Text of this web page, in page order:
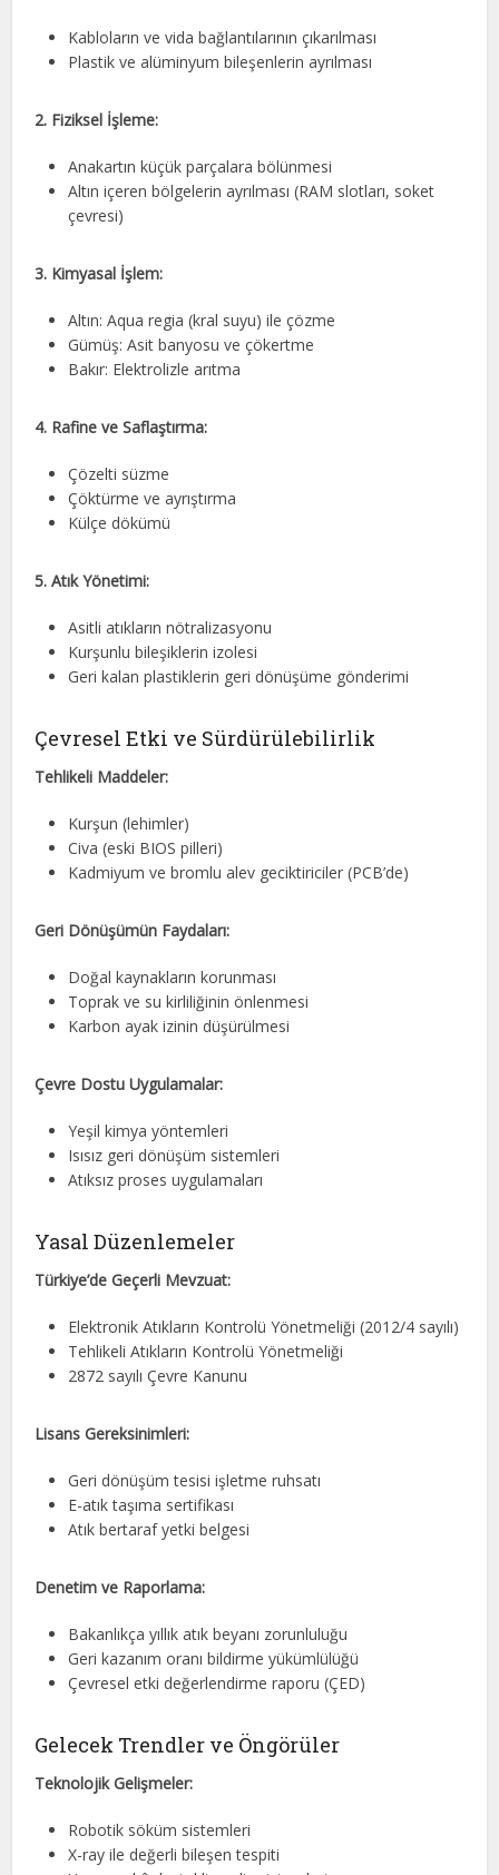
Kabloların ve vida bağlantılarının çıkarılması
Plastik ve alüminyum bileşenlerin ayrılması
2. Fiziksel İşleme:
Anakartın küçük parçalara bölünmesi
Altın içeren bölgelerin ayrılması (RAM slotları, soket
çevresi)
3. Kimyasal İşlem:
Altın: Aqua regia (kral suyu) ile çözme
Gümüş: Asit banyosu ve çökertme
Bakır: Elektrolizle arıtma
4. Rafine ve Saflaştırma:
Çözelti süzme
Çöktürme ve ayrıştırma
Külçe dökümü
5. Atık Yönetimi:
Asitli atıkların nötralizasyonu
Kurşunlu bileşiklerin izolesi
Geri kalan plastiklerin geri dönüşüme gönderimi
Çevresel Etki ve Sürdürülebilirlik
Tehlikeli Maddeler:
Kurşun (lehimler)
Civa (eski BIOS pilleri)
Kadmiyum ve bromlu alev geciktiriciler (PCB’de)
Geri Dönüşümün Faydaları:
Doğal kaynakların korunması
Toprak ve su kirliliğinin önlenmesi
Karbon ayak izinin düşürülmesi
Çevre Dostu Uygulamalar:
Yeşil kimya yöntemleri
Isısız geri dönüşüm sistemleri
Atıksız proses uygulamaları
Yasal Düzenlemeler
Türkiye’de Geçerli Mevzuat:
Elektronik Atıkların Kontrolü Yönetmeliği (2012/4 sayılı)
Tehlikeli Atıkların Kontrolü Yönetmeliği
2872 sayılı Çevre Kanunu
Lisans Gereksinimleri:
Geri dönüşüm tesisi işletme ruhsatı
E-atık taşıma sertifikası
Atık bertaraf yetki belgesi
Denetim ve Raporlama:
Bakanlıkça yıllık atık beyanı zorunluluğu
Geri kazanım oranı bildirme yükümlülüğü
Çevresel etki değerlendirme raporu (ÇED)
Gelecek Trendler ve Öngörüler
Teknolojik Gelişmeler:
Robotik söküm sistemleri
X-ray ile değerli bileşen tespiti